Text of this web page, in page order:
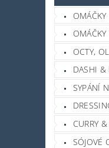
OMÁČKY
OCTY,
DASHI &
SYPÁNÍ
CURRY
SÓJOVÉ